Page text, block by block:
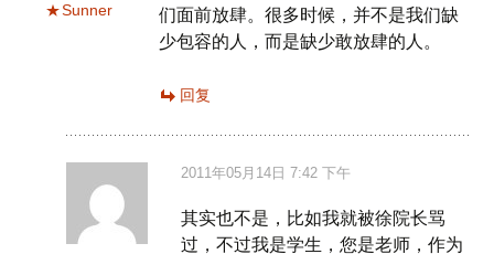
Sunner
们面前放肆。很多时候，并不是我们缺
少包容的人，而是缺少敢放肆的人。
回复
2011年05月14日 7:42 下午
其实也不是，比如我就被徐院长骂
过，不过我是学生，您是老师，作为